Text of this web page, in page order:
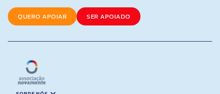
QUERO APOIAR SER APOIADO